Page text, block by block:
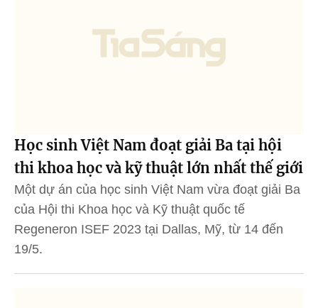
Học sinh Việt Nam đoạt giải Ba tại hội
thi khoa học và kỹ thuật lớn nhất thế giới
Một dự án của học sinh Việt Nam vừa đoạt giải Ba
của Hội thi Khoa học và Kỹ thuật quốc tế
Regeneron ISEF 2023 tại Dallas, Mỹ, từ 14 đến
19/5.